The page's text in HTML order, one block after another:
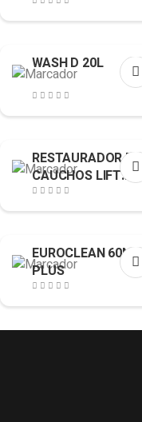
WASH D 20L
RESTAURADOR DE
CAUCHOS LIFT
250cl
EUROCLEAN 60N
PLUS